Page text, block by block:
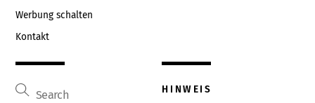
Werbung schalten
Kontakt
HINWEIS